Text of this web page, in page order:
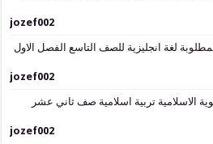
للصف التاسع الفصل الاول
تربية اسلامية صف ثاني عشر